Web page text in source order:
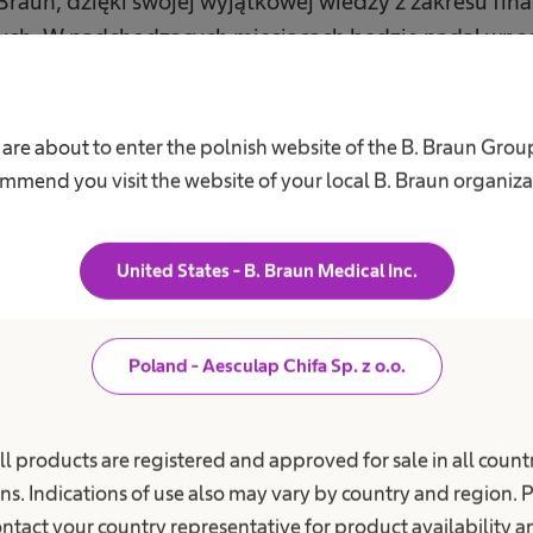
about to enter the polnish website of the B. Braun
you visit the website of your local B. Braun
United States - B. Braun Medical Inc.
Poland - Aesculap Chifa Sp. z o.o.
products are registered and approved for sale in all
Indications of use also may vary by country and region.
your country representative for product availability
W nadchodzących miesiącach będzie nadal
Bayer. W Chinach kierowała między innymi działami
i Księgowości w dziale HealthCare i spędziła
za Amerykę Łacińską, Afrykę, Bliski Wschód,
we Włoszech, aż do objęcia obecnego
ekonomistką, studiowała na Uniwersytecie